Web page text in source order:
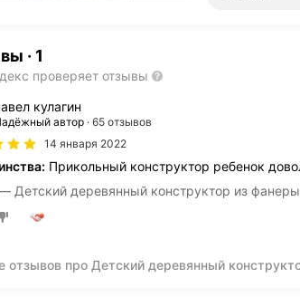
· 1
проверяет отзывы
кулагин
автор
65 отзывов
14 января 2022
Прикольный конструктор ребенок
Детский деревянный конструктор из
отзывов про Детский деревянный